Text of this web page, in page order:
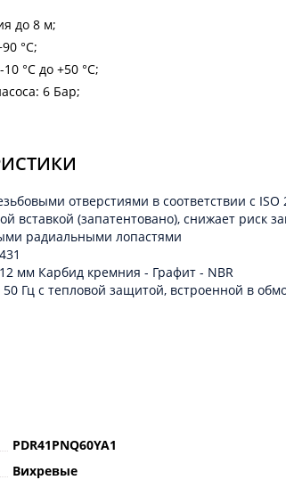
до 8 м;
°C;
°C до +50 °C;
6 Бар;
отверстиями в соответствии с ISO
(запатентовано), снижает риск
радиальными лопастями
Карбид кремния - Графит - NBR
с тепловой защитой, встроенной в
PDR41PNQ60YA1
Вихревые